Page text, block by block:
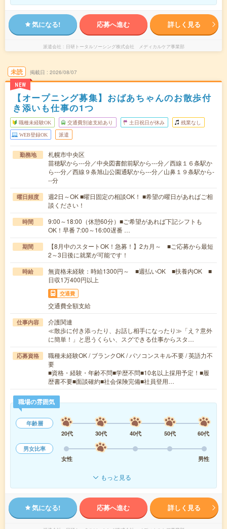
気になる! 応募へ進む 詳しく見る
派遣会社 日研トータルソーシング株式会社 メディカルケア事業部
未読
NEW
掲載日 2026/08/07
【オープニング募集】おばあちゃんのお散歩付
き添いも仕事の1つ
職種未経験OK 交通費別途支給あり 土日祝日が休み 残業なし
WEB登録OK 派遣
勤務地
札幌市中央区
苗穂駅から---分／中央図書館前駅から---分／西線１６条駅か
ら---分／西線９条旭山公園通駅から---分／山鼻１９条駅から-
--分
曜日頻度
週2日～OK ■曜日固定の相談OK！ ■希望の曜日があればご相
談ください！
時間
9:00～18:00（休憩60分）■ご希望があれば下記シフトも
OK！早番 7:00～16:00遅番 …
期間
【8月中のスタートOK！急募！】2カ月～ ■ご応募から最短
2～3日後に就業が可能です！
時給
無資格未経験：時給1300円～ ■週払いOK ■扶養内OK ■
日収1万400円以上
交通費
交通費全額支給
仕事内容
介護関連
≪散歩に付き添ったり、お話し相手になったり≫「え？意外
に簡単！」と思うくらい、スグできる仕事からスタ…
応募資格
職種未経験OK / ブランクOK / パソコンスキル不要 / 英語力不
要
■資格・経験・年齢不問■学歴不問■10名以上採用予定！■履
歴書不要■面談確約■社会保険完備■社員登用…
職場の雰囲気
年齢層
20代
30代 40代 50代
60代
男女比率
女性
男性
もっと見る
気になる! 応募へ進む 詳しく見る